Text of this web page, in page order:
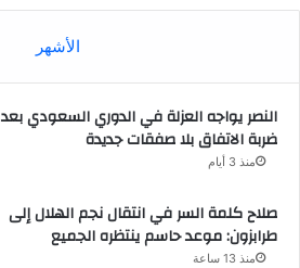
الأشهر
النصر يواجه العزلة في الدوري السعودي بعد
ضربة الاتفاق بلا صفقات جديدة
منذ 3 أيام
صلاح كلمة السر في انتقال نجم الهلال إلى
طرابزون: موعد حاسم ينتظره الجميع
منذ 13 ساعة